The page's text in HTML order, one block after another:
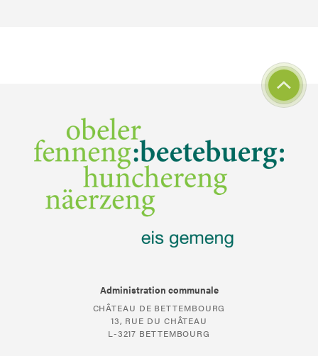
Administration communale
CHÂTEAU DE BETTEMBOURG
13, RUE DU CHÂTEAU
L-3217 BETTEMBOURG